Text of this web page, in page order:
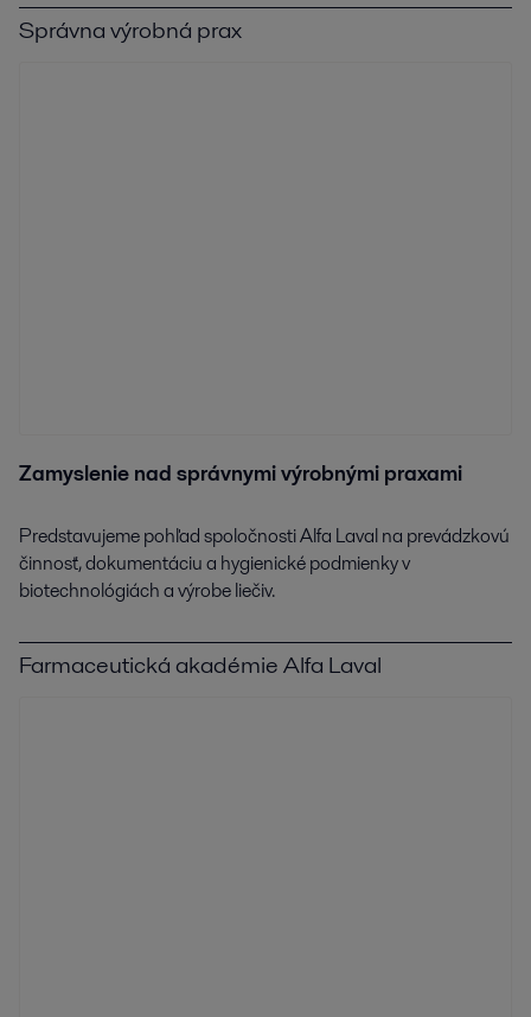
Správna výrobná prax
Zamyslenie nad správnymi výrobnými praxami
Predstavujeme pohľad spoločnosti Alfa Laval na prevádzkovú
činnosť, dokumentáciu a hygienické podmienky v
biotechnológiách a výrobe liečiv.
Farmaceutická akadémie Alfa Laval